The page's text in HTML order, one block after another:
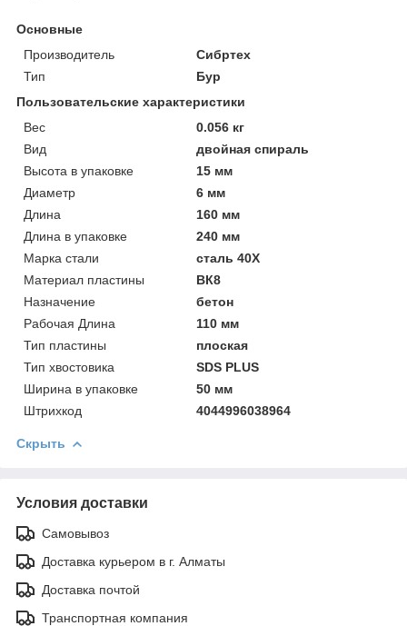
Основные
Производитель
Сибртех
Тип
Бур
Пользовательские характеристики
Вeс
0.056 кг
Вид
двойная спираль
Высотa в упаковке
15 мм
Диаметр
6 мм
Длинa
160 мм
Длинa в упаковке
240 мм
Марка стали
сталь 40Х
Материал пластины
ВК8
Назначение
бетон
Рабочая Длинa
110 мм
Тип пластины
плоская
Тип хвостовика
SDS PLUS
Ширинa в упаковке
50 мм
Штрихкод
4044996038964
Скрыть
Условия доставки
Самовывоз
Доставка курьером в г. Алматы
Доставка почтой
Транспортная компания